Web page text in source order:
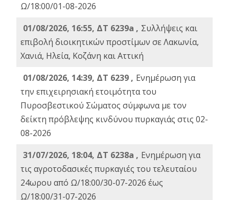
Ω/18:00/01-08-2026
01/08/2026, 16:55, ΔΤ 6239a , Συλλήψεις και
επιβολή διοικητικών προστίμων σε Λακωνία,
Χανιά, Ηλεία, Κοζάνη και Αττική
01/08/2026, 14:39, ΔΤ 6239 , Ενημέρωση για
την επιχειρησιακή ετοιμότητα του
Πυροσβεστικού Σώματος σύμφωνα με τον
δείκτη πρόβλεψης κινδύνου πυρκαγιάς στις 02-
08-2026
31/07/2026, 18:04, ΔΤ 6238a , Ενημέρωση για
τις αγροτοδασικές πυρκαγιές του τελευταίου
24ωρου από Ω/18:00/30-07-2026 έως
Ω/18:00/31-07-2026